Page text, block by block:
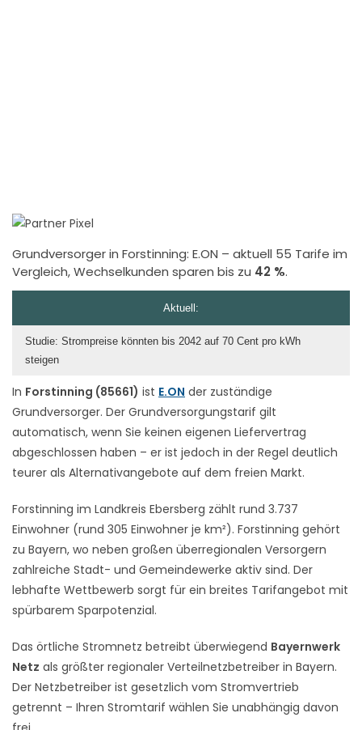
Grundversorger in Forstinning: E.ON – aktuell 55 Tarife im
Vergleich, Wechselkunden sparen bis zu 42 %.
In Forstinning (85661) ist E.ON der zuständige
Grundversorger. Der Grundversorgungstarif gilt
automatisch, wenn Sie keinen eigenen Liefervertrag
abgeschlossen haben – er ist jedoch in der Regel deutlich
teurer als Alternativangebote auf dem freien Markt.
Forstinning im Landkreis Ebersberg zählt rund 3.737
Einwohner (rund 305 Einwohner je km²). Forstinning gehört
zu Bayern, wo neben großen überregionalen Versorgern
zahlreiche Stadt- und Gemeindewerke aktiv sind. Der
lebhafte Wettbewerb sorgt für ein breites Tarifangebot mit
spürbarem Sparpotenzial.
Das örtliche Stromnetz betreibt überwiegend Bayernwerk
Netz als größter regionaler Verteilnetzbetreiber in Bayern.
Der Netzbetreiber ist gesetzlich vom Stromvertrieb
getrennt – Ihren Stromtarif wählen Sie unabhängig davon
Aktuell:
Studie: Strompreise könnten bis 2042 auf 70 Cent pro kWh
steigen